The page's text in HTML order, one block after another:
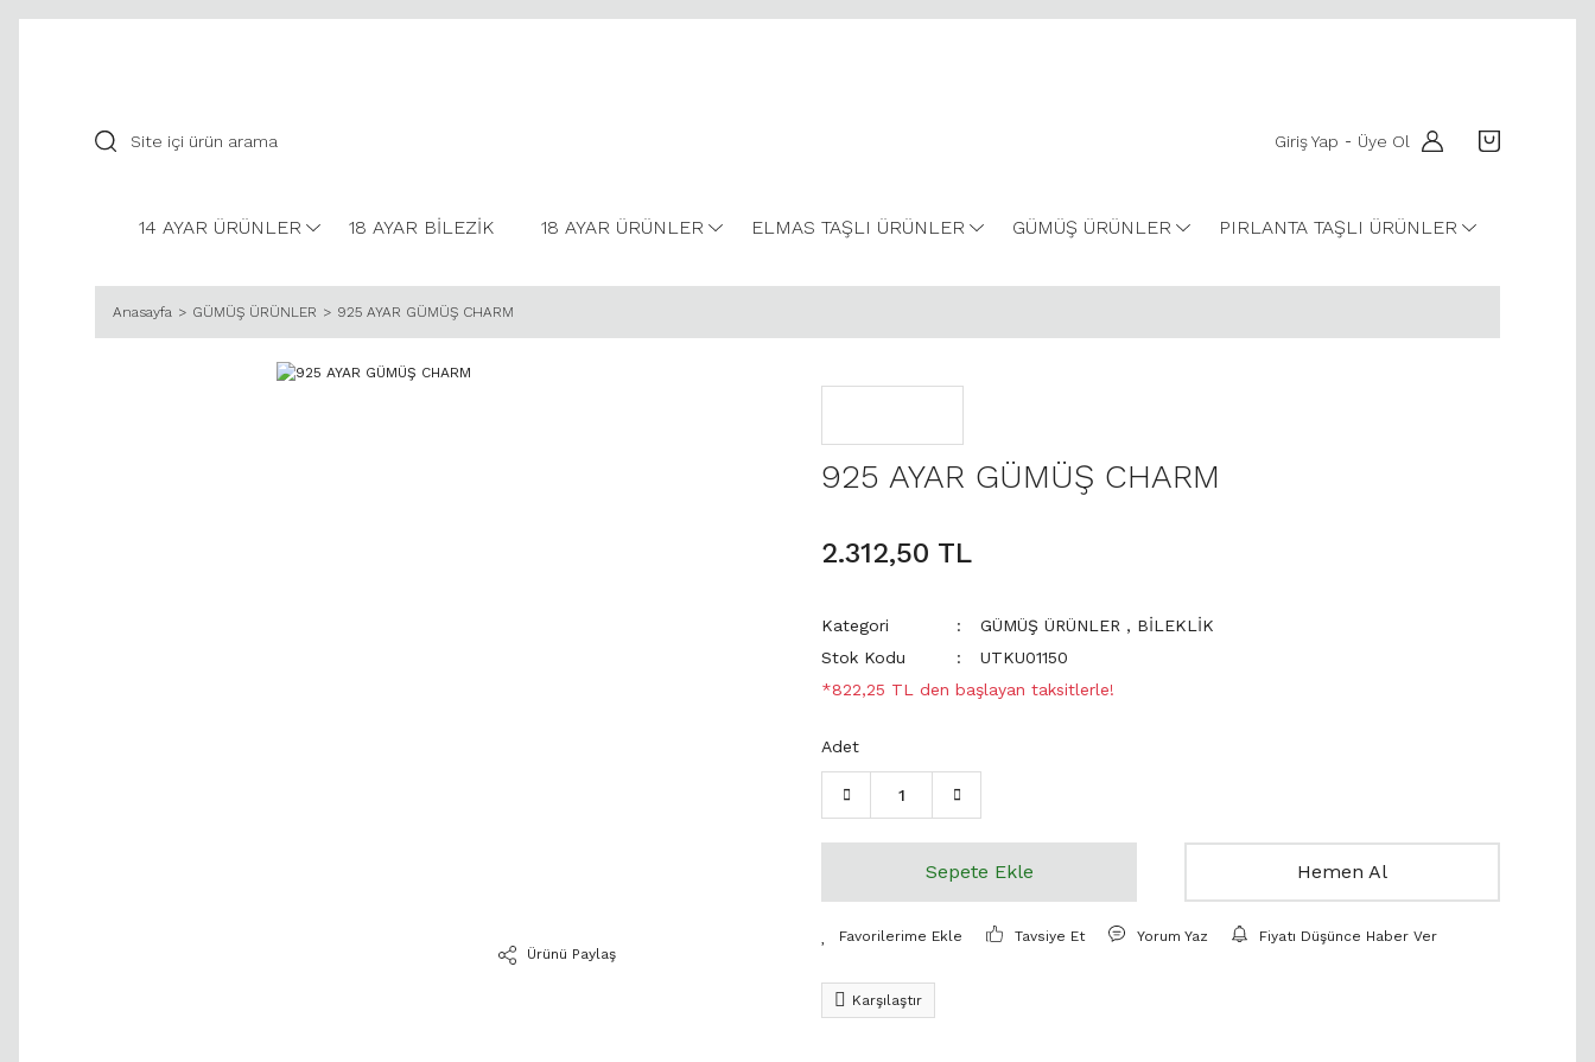
Giriş Yap - Üye Ol
14 AYAR ÜRÜNLER 18 AYAR BİLEZİK 18 AYAR ÜRÜNLER ELMAS TAŞLI ÜRÜNLER GÜMÜŞ ÜRÜNLER PIRLANTA TAŞLI ÜRÜNLER
Anasayfa GÜMÜŞ ÜRÜNLER 925 AYAR GÜMÜŞ CHARM
Ürünü Paylaş
925 AYAR GÜMÜŞ CHARM
2.312,50 TL
Kategori GÜMÜŞ ÜRÜNLER , BİLEKLİK
Stok Kodu
UTKU01150
*822,25 TL den başlayan taksitlerle!
Adet
Sepete Ekle Hemen Al
Tavsiye Et Yorum Yaz Fiyatı Düşünce Haber Ver
Karşılaştır